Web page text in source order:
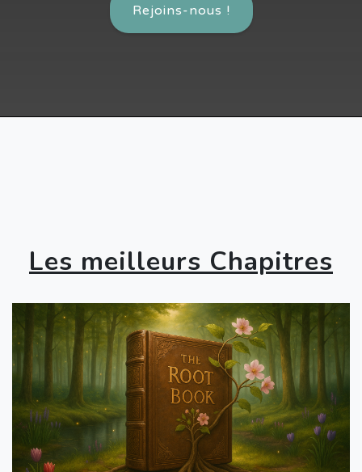
Rejoins-nous !
Les meilleurs Chapitres
Chapitre 1 : Le troisième soir
de l'histoireLe troisième soir
par Bat.Jacl
Fantastique Nuit Voeux